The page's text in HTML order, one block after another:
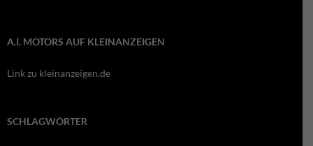
A.I. MOTORS AUF KLEINANZEIGEN
Link zu kleinanzeigen.de
SCHLAGWÖRTER